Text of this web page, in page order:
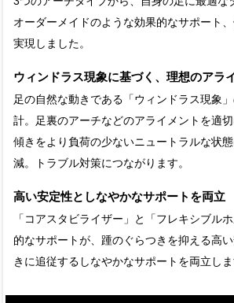
オーダーメイドのような効果的なサポート
実現しました。
ウィンドラス現象に基づく、理想のアラ
足の自然な動きである「ウィンドラス現象
計。足裏のアーチなどのアライメントを適
傾きをより負荷の少ないニュートラルな状
減。トラブル対策につながります。
高い安定性としなやかなサポートを両立
「コアスタビライザー」と「フレキシブル
的なサポートが、踵のぐらつきを抑える高
きに追従するしなやかなサポートを両立しま